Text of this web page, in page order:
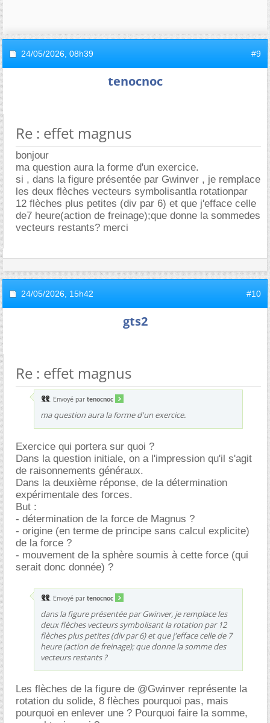
24/05/2026, 08h39 #9
tenocnoc
Re : effet magnus
bonjour
ma question aura la forme d'un exercice.
si , dans la figure présentée par Gwinver , je remplace
les deux flèches vecteurs symbolisantla rotationpar
12 flèches plus petites (div par 6) et que j'efface celle
de7 heure(action de freinage);que donne la sommedes
vecteurs restants? merci
24/05/2026, 15h42 #10
gts2
Re : effet magnus
Envoyé par tenocnoc
ma question aura la forme d'un exercice.
Exercice qui portera sur quoi ?
Dans la question initiale, on a l'impression qu'il s'agit
de raisonnements généraux.
Dans la deuxième réponse, de la détermination
expérimentale des forces.
But :
- détermination de la force de Magnus ?
- origine (en terme de principe sans calcul explicite)
de la force ?
- mouvement de la sphère soumis à cette force (qui
serait donc donnée) ?
Envoyé par tenocnoc
dans la figure présentée par Gwinver, je remplace les
deux flèches vecteurs symbolisant la rotation par 12
flèches plus petites (div par 6) et que j'efface celle de 7
heure (action de freinage); que donne la somme des
vecteurs restants ?
Les flèches de la figure de @Gwinver représente la
rotation du solide, 8 flèches pourquoi pas, mais
pourquoi en enlever une ? Pourquoi faire la somme,